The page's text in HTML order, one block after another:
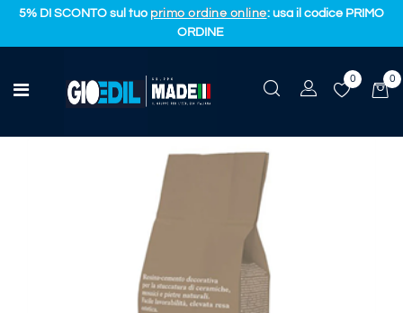
5% DI SCONTO sul tuoprimo ordine online: usa il codice PRIMO
ORDINE
Open menu
0 0
Edilizia FUGABELLA COLOR KK152 KG 3